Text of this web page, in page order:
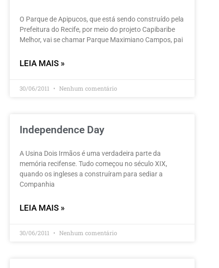
O Parque de Apipucos, que está sendo construído pela
Prefeitura do Recife, por meio do projeto Capibaribe
Melhor, vai se chamar Parque Maximiano Campos, pai
LEIA MAIS »
30/06/2011 Nenhum comentário
Independence Day
A Usina Dois Irmãos é uma verdadeira parte da
memória recifense. Tudo começou no século XIX,
quando os ingleses a construíram para sediar a
Companhia
LEIA MAIS »
30/06/2011 Nenhum comentário